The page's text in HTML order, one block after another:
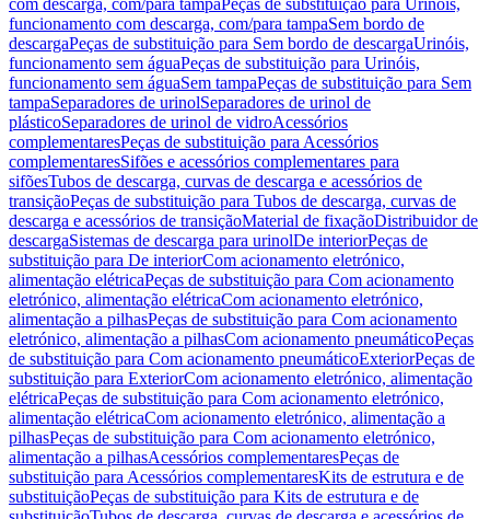
com descarga, com/para tampaPeças de substituição para Urinóis,
funcionamento com descarga, com/para tampaSem bordo de
descargaPeças de substituição para Sem bordo de descargaUrinóis,
funcionamento sem águaPeças de substituição para Urinóis,
funcionamento sem águaSem tampaPeças de substituição para Sem
tampaSeparadores de urinolSeparadores de urinol de
plásticoSeparadores de urinol de vidroAcessórios
complementaresPeças de substituição para Acessórios
complementaresSifões e acessórios complementares para
sifõesTubos de descarga, curvas de descarga e acessórios de
transiçãoPeças de substituição para Tubos de descarga, curvas de
descarga e acessórios de transiçãoMaterial de fixaçãoDistribuidor de
descargaSistemas de descarga para urinolDe interiorPeças de
substituição para De interiorCom acionamento eletrónico,
alimentação elétricaPeças de substituição para Com acionamento
eletrónico, alimentação elétricaCom acionamento eletrónico,
alimentação a pilhasPeças de substituição para Com acionamento
eletrónico, alimentação a pilhasCom acionamento pneumáticoPeças
de substituição para Com acionamento pneumáticoExteriorPeças de
substituição para ExteriorCom acionamento eletrónico, alimentação
elétricaPeças de substituição para Com acionamento eletrónico,
alimentação elétricaCom acionamento eletrónico, alimentação a
pilhasPeças de substituição para Com acionamento eletrónico,
alimentação a pilhasAcessórios complementaresPeças de
substituição para Acessórios complementaresKits de estrutura e de
substituiçãoPeças de substituição para Kits de estrutura e de